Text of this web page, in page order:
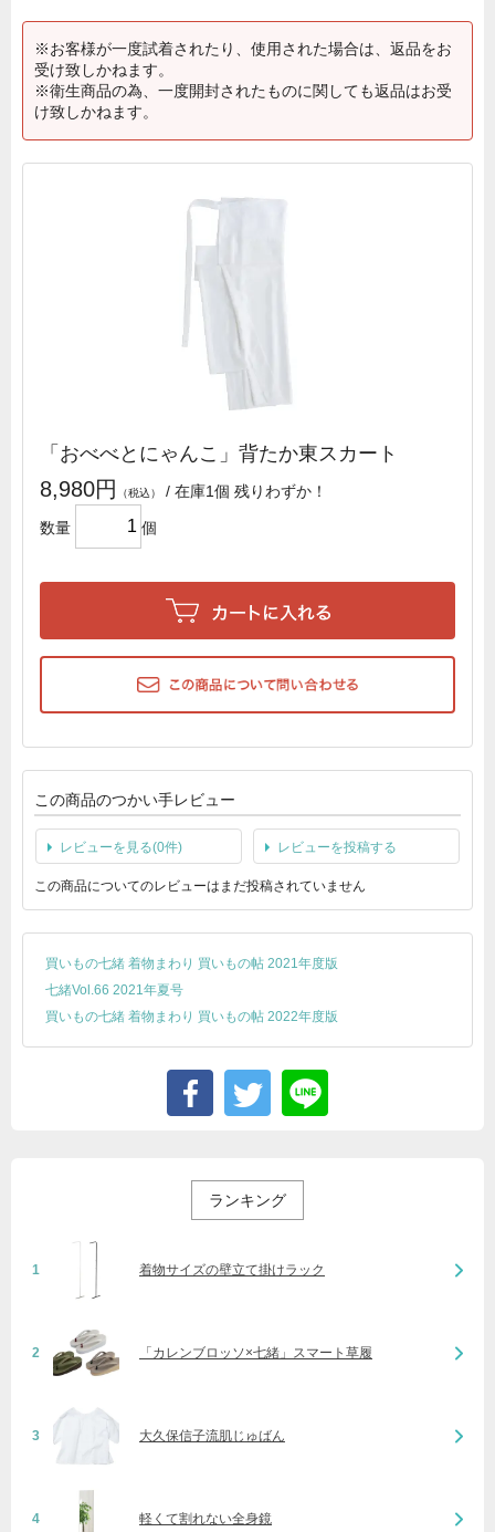
※お客様が一度試着されたり、使用された場合は、返品をお
受け致しかねます。
※衛生商品の為、一度開封されたものに関しても返品はお受
け致しかねます。
「おべべとにゃんこ」背たか東スカート
8,980円 / 在庫1個 残りわずか！
数量 個
この商品のつかい手レビュー
レビューを見る(0件) レビューを投稿する
この商品についてのレビューはまだ投稿されていません
買いもの七緒 着物まわり 買いもの帖 2021年度版
七緒Vol.66 2021年夏号
買いもの七緒 着物まわり 買いもの帖 2022年度版
ランキング
1 着物サイズの壁立て掛けラック
2 「カレンブロッソ×七緒」スマート草履
3 大久保信子流肌じゅばん
4 軽くて割れない全身鏡